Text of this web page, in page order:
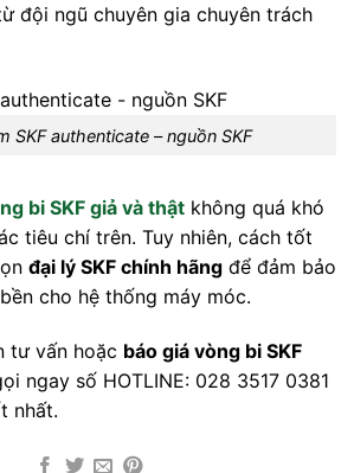
đội ngũ chuyên gia chuyên trách
SKF authenticate –nguồn SKF
bi SKF giả và thật không quá khó
tiêu chí trên. Tuy nhiên, cách tốt
đại lý SKF chính hãng để đảm bảo
cho hệ thống máy móc.
tư vấn hoặc báo giá vòng bi SKF
ngay số HOTLINE: 028 3517 0381
nhất.